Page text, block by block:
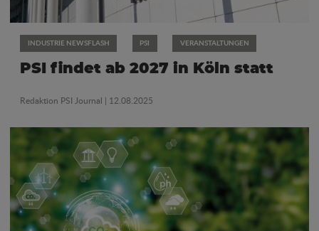
INDUSTRIE NEWSFLASH PSI VERANSTALTUNGEN
PSI findet ab 2027 in Köln statt
Redaktion PSI Journal | 12.08.2025